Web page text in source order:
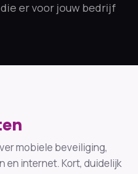
er voor jouw bedrijf
mobiele beveiliging,
en internet. Kort, duidelijk